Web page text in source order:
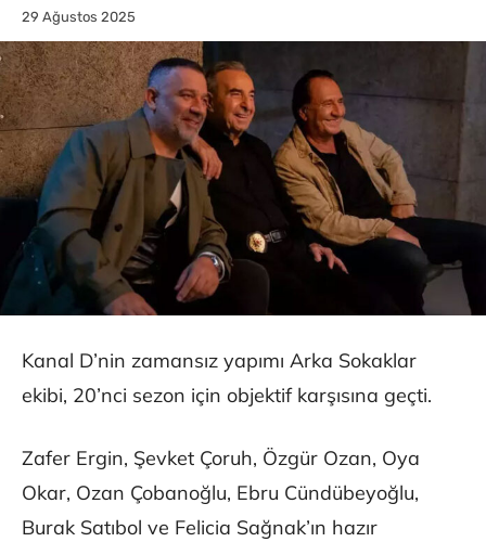
29 Ağustos 2025
Kanal D’nin zamansız yapımı Arka Sokaklar
ekibi, 20’nci sezon için objektif karşısına geçti.
Zafer Ergin, Şevket Çoruh, Özgür Ozan, Oya
Okar, Ozan Çobanoğlu, Ebru Cündübeyoğlu,
Burak Satıbol ve Felicia Sağnak’ın hazır